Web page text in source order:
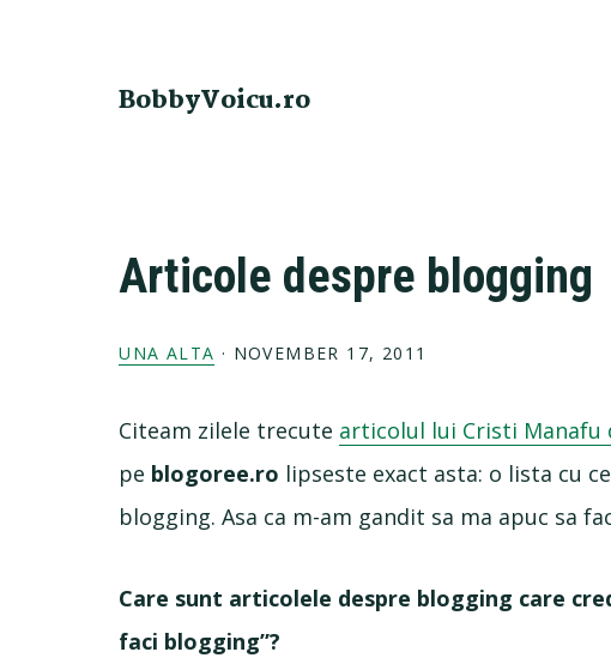
BobbyVoicu.ro
Articole despre blogging
UNA ALTA · NOVEMBER 17, 2011
Citeam zilele trecute articolul lui Cristi Manafu
pe blogoree.ro lipseste exact asta: o lista cu
blogging. Asa ca m-am gandit sa ma apuc sa
Care sunt articolele despre blogging care
faci blogging”?